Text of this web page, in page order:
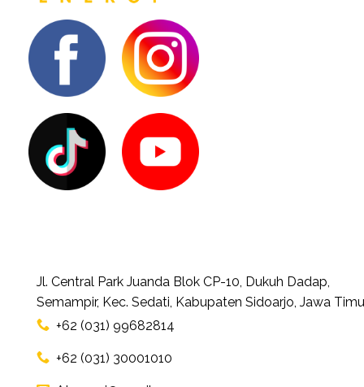
Jl. Central Park Juanda Blok CP-10, Dukuh Dadap,
Semampir, Kec. Sedati, Kabupaten Sidoarjo, Jawa
+62 (031) 99682814
+62 (031) 30001010